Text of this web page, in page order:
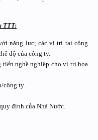
TTT:
năng lực; các vị trí tại công
độ của công ty.
nghề nghiệp cho vị trí họa
công ty.
định của Nhà Nước.